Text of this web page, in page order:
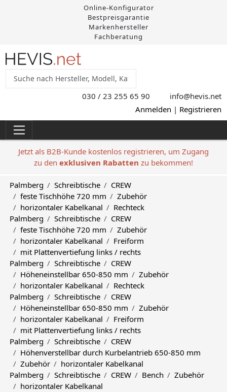
Online-Konfigurator
Bestpreisgarantie
Markenhersteller
Fachberatung
030 / 23 255 65 90 info@hevis.net
Anmelden | Registrieren
Jetzt als B2B-Kunde kostenlos registrieren, um Zugang
zu den exklusiven Rabatten zu bekommen!
Palmberg Schreibtische
CREW
feste Tischhöhe 720 mm
Zubehör
horizontaler Kabelkanal
Rechteck
Palmberg
Schreibtische
CREW
feste Tischhöhe 720 mm
Zubehör
horizontaler Kabelkanal
Freiform
mit Plattenvertiefung links / rechts
Palmberg
Schreibtische
CREW
Höheneinstellbar 650-850 mm
Zubehör
horizontaler Kabelkanal
Rechteck
Palmberg
Schreibtische
CREW
Höheneinstellbar 650-850 mm
Zubehör
horizontaler Kabelkanal
Freiform
mit Plattenvertiefung links / rechts
Palmberg
Schreibtische
CREW
Höhenverstellbar durch Kurbelantrieb 650-850 mm
Zubehör
horizontaler Kabelkanal
Palmberg
Schreibtische CREW Bench
Zubehör
horizontaler Kabelkanal